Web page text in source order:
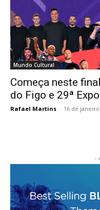
Mundo Cultural
Começa neste
do Figo e 29ª
Rafael Martins - 16 de
-